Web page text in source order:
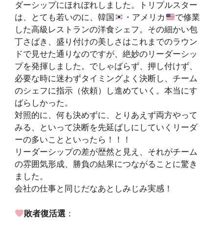
ダーシップにほれぼれしました。トリプルスター
は、とても若いのに、韓国
・アメリカ
で修業
した高級レストランの洋食シェフ。その細かい包
丁さばき、盛り付けの美しさはこれまでのラウン
ドで見せた通りなのですが、絶妙のリーダーシッ
プを発揮しました。でしゃばらず、押し付けず、
必要な時に迷わずタイミングよく決断し、チーム
のシェフに指示（依頼）し進めていく。本当にす
ばらしかった。
対照的に、何も決めずに、とりあえず両方やって
みる、といって決断を先延ばしにしていくリーダ
ーの多いことといったら！！！
リーダーシップの差が歴然と見え、それがチーム
の雰囲気形成、勝負の結果につながることに驚き
ました。
会社の仕事と同じだなあとしみじみ実感！
敗者復活選 ：